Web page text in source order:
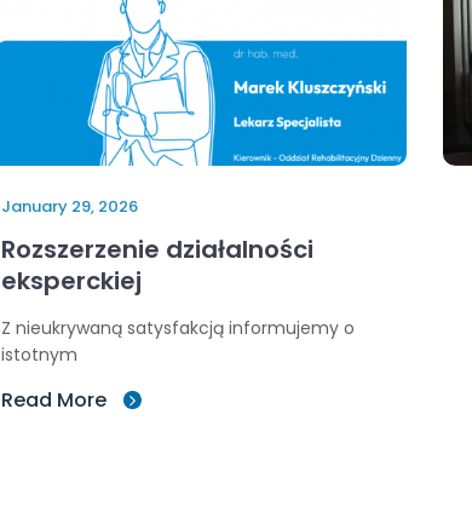
January 29, 2026
Rozszerzenie działalności
eksperckiej
Z nieukrywaną satysfakcją informujemy o
istotnym
Read More